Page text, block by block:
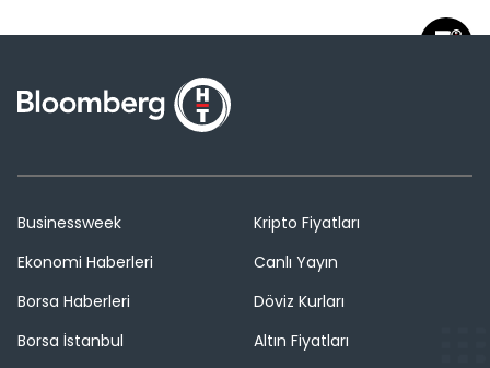
Businessweek
Ekonomi Haberleri
Borsa Haberleri
Borsa İstanbul
Kripto Fiyatları
Canlı Yayın
Döviz Kurları
Altın Fiyatları